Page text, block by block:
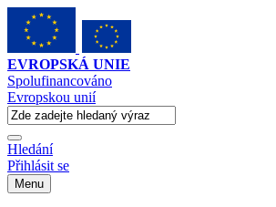
EVROPSKÁ UNIE
Spolufinancováno
Evropskou unií
Hledání
Přihlásit se
Menu